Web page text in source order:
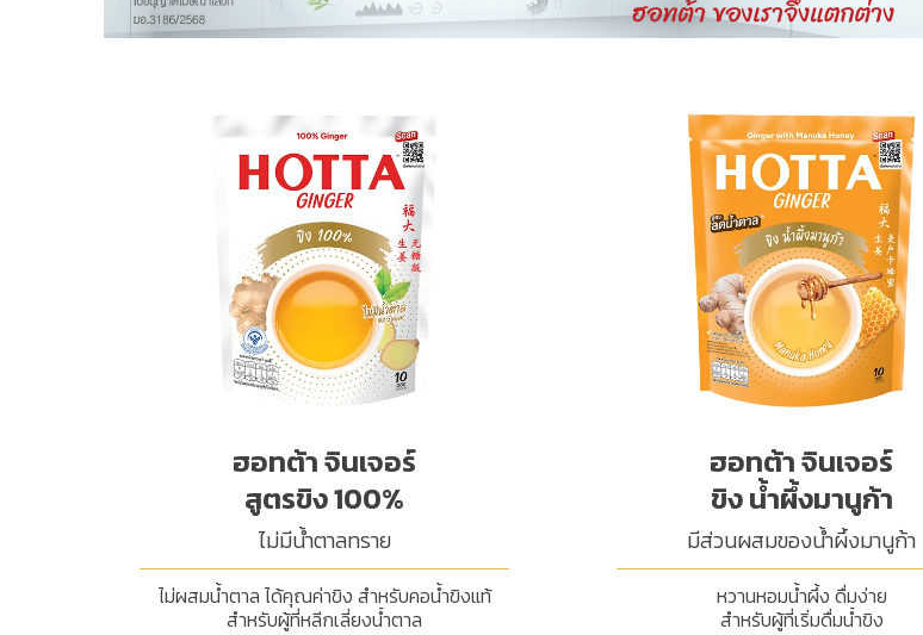
ฮอทต้า จินเจอร์
สูตรขิง 100%
ไม่มีน้ำตาลทราย
ไม่ผสมน้ำตาล ได้คุณค่าขิง สำหรับคอน้ำขิงแท้
สำหรับผู้ที่หลีกเลี่ยงน้ำตาล
ฮอทต้า จินเจอร์
ขิง น้ำผึ้งมานูก้า
มีส่วนผสมของน้ำผึ้งมานูก้า
หวานหอมน้ำผึ้ง ดื่มง่าย
สำหรับผู้ที่เริ่มดื่มน้ำขิง